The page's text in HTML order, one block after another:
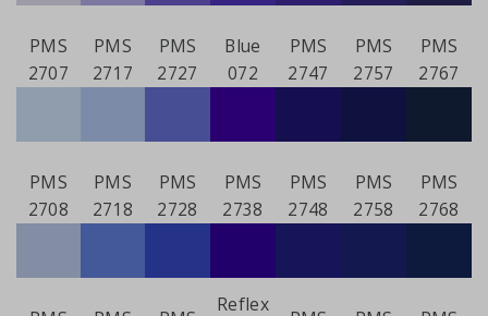
PMS
2707
PMS
2717
PMS
2727
Blue
072
PMS
2747
PMS
2757
PMS
2767
PMS
2708
PMS
2718
PMS
2728
PMS
2738
PMS
2748
PMS
2758
PMS
2768
Reflex